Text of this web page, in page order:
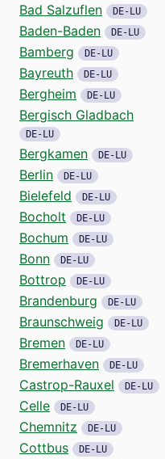
Bad Salzuflen DE-LU
Baden-Baden DE-LU
Bamberg DE-LU
Bayreuth DE-LU
Bergheim DE-LU
Bergisch Gladbach
DE-LU
Bergkamen DE-LU
Berlin DE-LU
Bielefeld DE-LU
Bocholt DE-LU
Bochum DE-LU
Bonn DE-LU
Bottrop DE-LU
Brandenburg DE-LU
Braunschweig DE-LU
Bremen DE-LU
Bremerhaven DE-LU
Castrop-Rauxel DE-LU
Celle DE-LU
Chemnitz DE-LU
Cottbus DE-LU